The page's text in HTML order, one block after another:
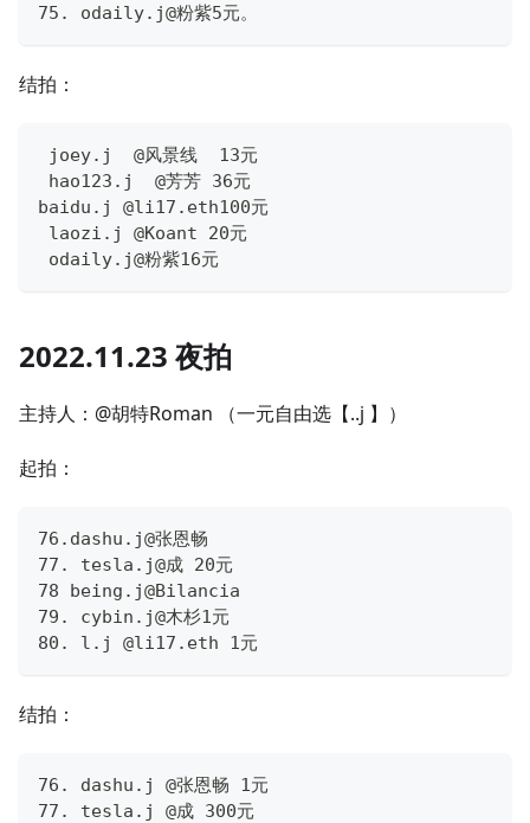
75. odaily.j@粉紫5元。
结拍：
joey.j  @风景线  13元
hao123.j  @芳芳 36元
baidu.j @li17.eth100元
laozi.j @Koant 20元
odaily.j@粉紫16元
2022.11.23 夜拍
主持人：@胡特Roman （一元自由选【..j 】）
起拍：
76.dashu.j@张恩畅
77. tesla.j@成 20元
78 being.j@Bilancia
79. cybin.j@木杉1元
80. l.j @li17.eth 1元
结拍：
76. dashu.j @张恩畅 1元
77. tesla.j @成 300元